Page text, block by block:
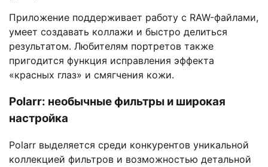
Приложение поддерживает работу с RAW-файлами,
умеет создавать коллажи и быстро делиться
результатом. Любителям портретов также
пригодится функция исправления эффекта
«красных глаз» и смягчения кожи.
Polarr: необычные фильтры и широкая
настройка
Polarr выделяется среди конкурентов уникальной
коллекцией фильтров и возможностью детальной